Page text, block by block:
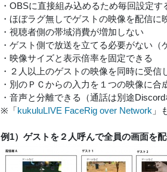
・OBSに直接組み込めるため毎回設定す
・ほぼラグ無しでゲストの映像を配信に
・視聴者側の帯域消費が増加しない
・ゲスト側で放送を立てる必要がない（
・映像サイズと表示倍率を固定できる
・２人以上のゲストの映像を同時に受
・別のＰＣからの入力を１つの映像に合
・音声と分離できる（通話は別途Discord
※「kukuluLIVE FaceRig over Network 」
例1）ゲストを２人呼んで全員の画面を